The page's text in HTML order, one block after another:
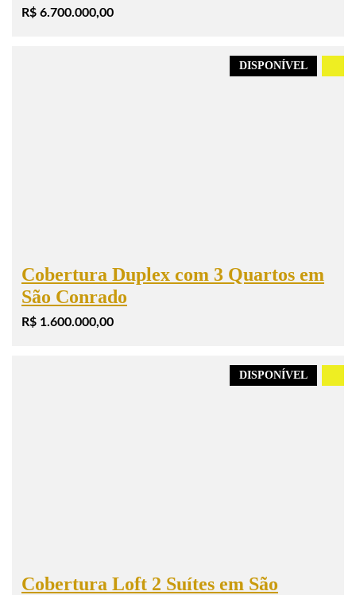
R$ 6.700.000,00
DISPONÍVEL
Cobertura Duplex com 3 Quartos em
São Conrado
R$ 1.600.000,00
DISPONÍVEL
Cobertura Loft 2 Suítes em São